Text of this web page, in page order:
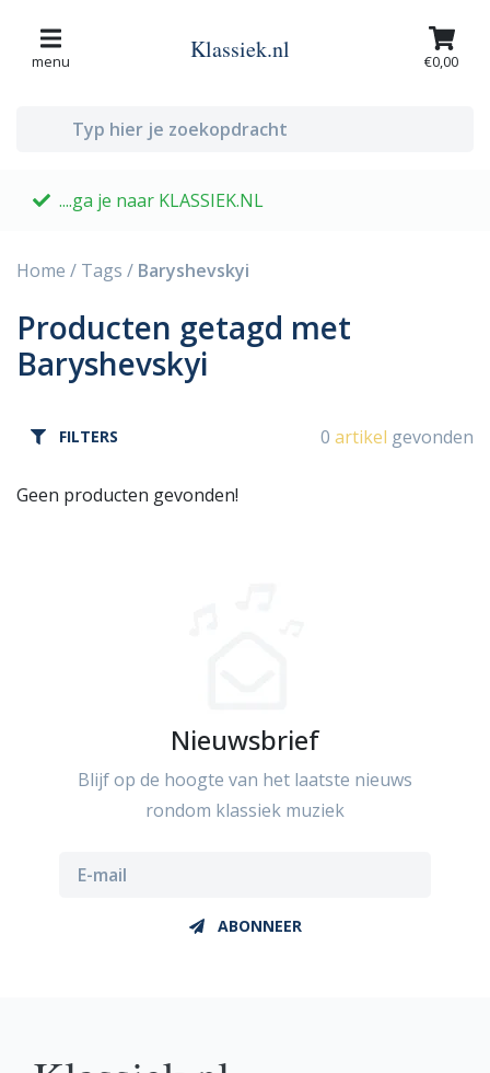
menu Klassiek.nl €0,00
....ga je naar KLASSIEK.NL
Home / Tags / Baryshevskyi
Producten getagd met
Baryshevskyi
FILTERS 0 artikel gevonden
Geen producten gevonden!
Nieuwsbrief
Blijf op de hoogte van het laatste nieuws
rondom klassiek muziek
ABONNEER